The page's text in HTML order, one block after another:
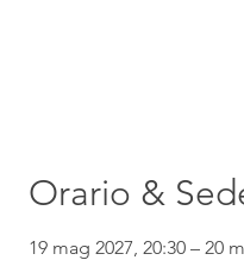
Orario &
19 mag 2027, 20:30 – 20